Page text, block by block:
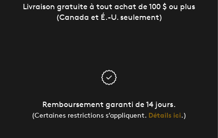
Livraison gratuite à tout achat de 100 $ ou plus
(Canada et É.-U. seulement)
Remboursement garanti de 14 jours.
(Certaines restrictions s’appliquent. Détails ici.)